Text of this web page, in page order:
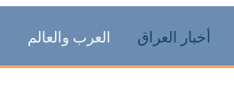
أخبار العراق العرب والعالم